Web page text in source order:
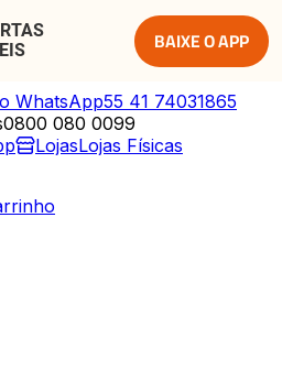
BAIXE O APP
WhatsApp55 41 74031865
0800 080 0099
LojasLojas Físicas